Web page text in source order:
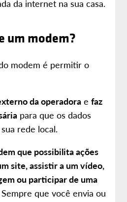
da internet na sua casa.
um modem?
modem é permitir o
da operadora e faz
para que os dados
rede local.
que possibilita ações
site, assistir a um vídeo,
ou participar de uma
Sempre que você envia ou